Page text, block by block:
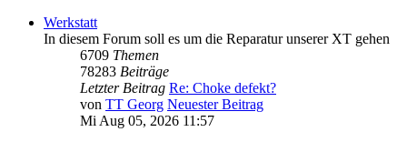
Werkstatt
In diesem Forum soll es um die Reparatur unserer XT gehen
6709 Themen
78283 Beiträge
Letzter Beitrag Re: Choke defekt?
von TT Georg Neuester Beitrag
Mi Aug 05, 2026 11:57